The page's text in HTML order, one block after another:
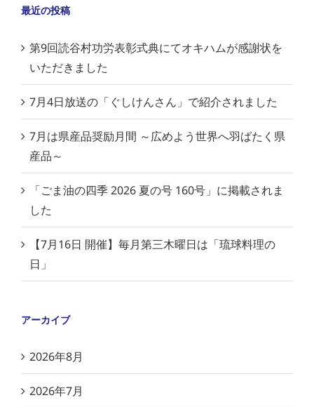
最近の投稿
第9回読谷村功労表彰式典にてオキハムが感謝状を
いただきました
7月4日放送の「ぐしけんさん」で紹介されました
7月は県産品奨励月間 ～広めよう世界へ羽ばたく県
産品～
「ごま油の四季 2026 夏の号 160号」に掲載されま
した
【7月16日 開催】毎月第三木曜日は「琉球料理の
日」
アーカイブ
2026年8月
2026年7月